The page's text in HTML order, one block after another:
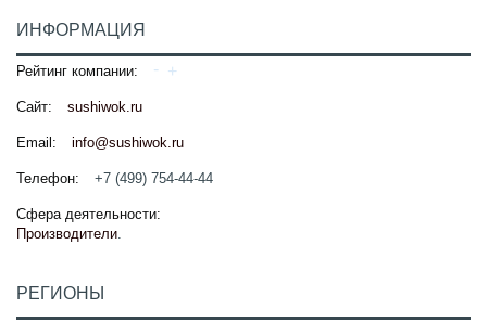
ИНФОРМАЦИЯ
Рейтинг компании:
Сайт: sushiwok.ru
Email: info@sushiwok.ru
Телефон: +7 (499) 754-44-44
Сфера деятельности:
Производители.
РЕГИОНЫ